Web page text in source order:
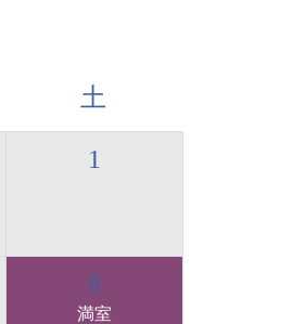
土
1
8
満室